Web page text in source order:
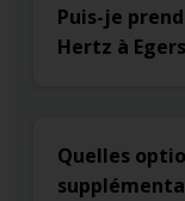
Puis-je
Hertz à
Quelles